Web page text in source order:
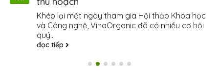
Khép lại một ngày tham gia Hội thảo Khoa học
và Công nghệ, VinaOrganic đã có nhiều cơ hội
quý...
đọc tiếp